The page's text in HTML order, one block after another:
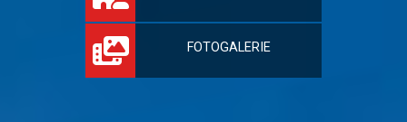
FOTOGALERIE